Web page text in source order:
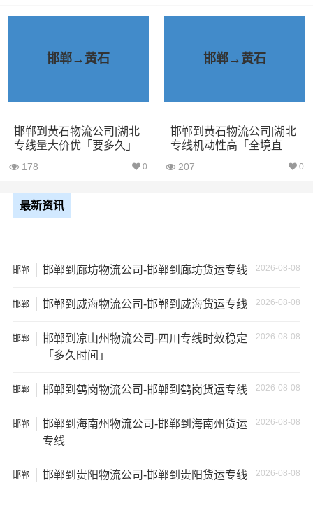
2、运输时间延迟：不靠谱的物流公司可能会在运输过程中
4、安全风险：不靠谱的物流公司可能会存在安全风险，例
如不遵守运输规定、不保障货物安全等；
5、经济损失：如果你的包裹在运输过程中丢失或损坏，你
温馨提示
邯郸→黄石
邯郸到黄石物流公司|湖北
专线量大价优「要多久」
178 0
邯郸→黄石
邯郸到黄石物流公司|湖北
专线机动性高「全境直
207 0
最新资讯
邯郸 2026-08-08
邯郸到廊坊物流公司-邯郸到廊坊货运专线
邯郸 2026-08-08
邯郸到威海物流公司-邯郸到威海货运专线
邯郸 2026-08-08
邯郸到凉山州物流公司-四川专线时效稳定
「多久时间」
邯郸 2026-08-08
邯郸到鹤岗物流公司-邯郸到鹤岗货运专线
邯郸 2026-08-08
邯郸到海南州物流公司-邯郸到海南州货运
专线
邯郸 2026-08-08
邯郸到贵阳物流公司-邯郸到贵阳货运专线